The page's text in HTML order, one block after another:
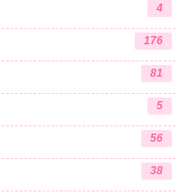
4
176
81
5
56
38